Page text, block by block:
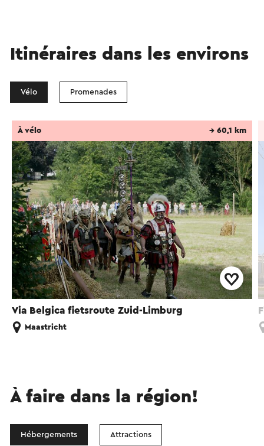
Itinéraires dans les environs
Vélo Promenades
Via Belgica fietsroute Zuid-Limburg
À vélo → 60,1 km
Maastricht
À faire dans la région!
Hébergements Attractions